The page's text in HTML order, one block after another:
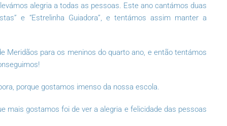
alegria a todas as pessoas. Este ano cantámos duas
e “Estrelinha Guiadora”, e tentámos assim manter a
Meridãos para os meninos do quarto ano, e então tentámos
porque gostamos imenso da nossa escola.
mais gostamos foi de ver a alegria e felicidade das pessoas